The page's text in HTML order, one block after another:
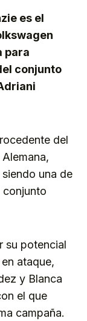
es el
para
conjunto
del
una de
conjunto
su potencial
ataque,
y Blanca
el que
campaña.